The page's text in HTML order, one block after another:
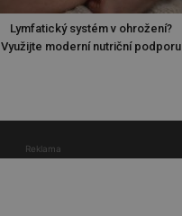
Lymfatický systém v ohrožení?
Využijte moderní nutriční podporu
Reklama